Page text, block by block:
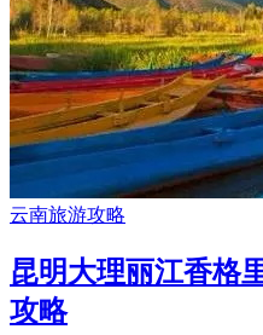
云南旅游攻略
昆明大理丽江香格
攻略